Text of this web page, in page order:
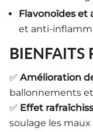
Flavonoïdes et
et anti-
BIENFAITS
✅ Amélioration
ballonnements
✅ Effet
soulage les